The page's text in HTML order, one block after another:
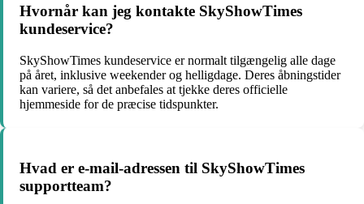
Hvornår kan jeg kontakte SkyShowTimes
kundeservice?
SkyShowTimes kundeservice er normalt tilgængelig alle dage
på året, inklusive weekender og helligdage. Deres åbningstider
kan variere, så det anbefales at tjekke deres officielle
hjemmeside for de præcise tidspunkter.
Hvad er e-mail-adressen til SkyShowTimes
supportteam?